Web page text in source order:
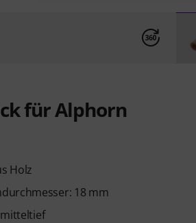
für Alphorn
Holz
18 mm